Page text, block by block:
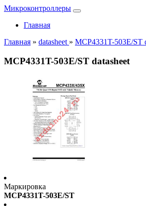
Микроконтроллеры
Главная
Главная » datasheet » MCP4331T-503E/ST
MCP4331T-503E/ST datasheet
Маркировка
MCP4331T-503E/ST